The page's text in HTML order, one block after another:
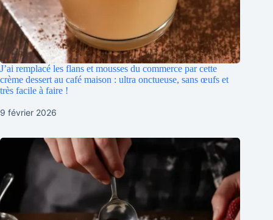
J’ai remplacé les flans et mousses du commerce par cette
crème dessert au café maison : ultra onctueuse, sans œufs et
très facile à faire !
9 février 2026